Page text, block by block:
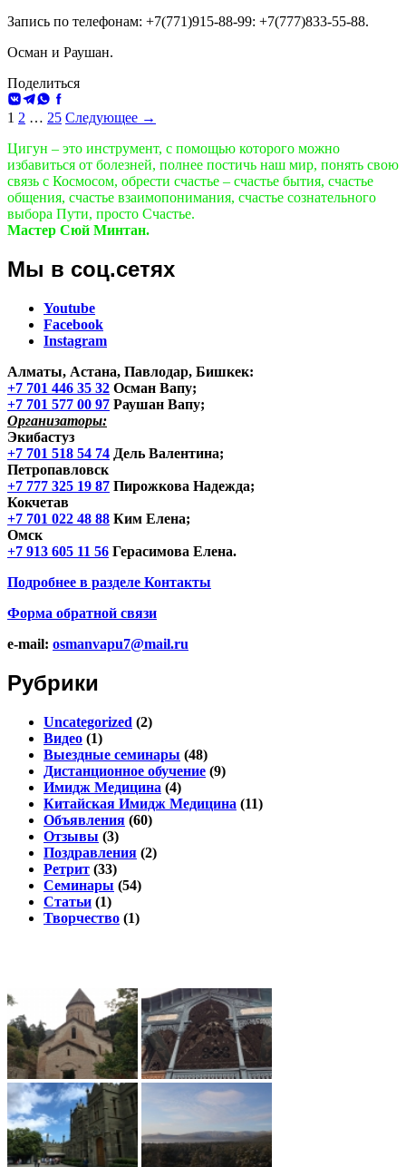
Запись по телефонам: +7(771)915-88-99: +7(777)833-55-88.
Осман и Раушан.
Поделиться
ВКонтакте
Telegram
WhatsApp
Facebook
Навигация
по
записям
1 2 … 25 Следующее →
Цигун – это инструмент, с помощью которого можно
избавиться от болезней, полнее постичь наш мир, понять свою
связь с Космосом, обрести счастье – счастье бытия, счастье
общения, счастье взаимопонимания, счастье сознательного
выбора Пути, просто Счастье.
Мастер Сюй Минтан.
Мы в соц.сетях
Youtube
Facebook
Instagram
Алматы, Астана, Павлодар, Бишкек:
+7 701 446 35 32 Осман Вапу;
+7 701 577 00 97 Раушан Вапу;
Организаторы:
Экибастуз
+7 701 518 54 74 Дель Валентина;
Петропавловск
+7 777 325 19 87 Пирожкова Надежда;
Кокчетав
+7 701 022 48 88 Ким Елена;
Омск
+7 913 605 11 56 Герасимова Елена.
Подробнее в разделе Контакты
Форма обратной связи
e-mail: osmanvapu7@mail.ru
Рубрики
Uncategorized (2)
Видео (1)
Выездные семинары (48)
Дистанционное обучение (9)
Имидж Медицина (4)
Китайская Имидж Медицина (11)
Объявления (60)
Отзывы (3)
Поздравления (2)
Ретрит (33)
Семинары (54)
Статьи (1)
Творчество (1)